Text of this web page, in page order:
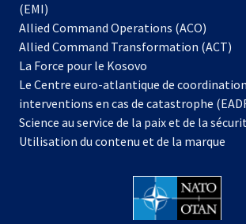
(EMI)
Allied Command Operations (ACO)
Allied Command Transformation (ACT)
La Force pour le Kosovo
dans
un
nouvel
onglet
Le Centre euro-atlantique de
interventions en cas de catastrophe
Science au service de la paix et de la
Utilisation du contenu et de la marque